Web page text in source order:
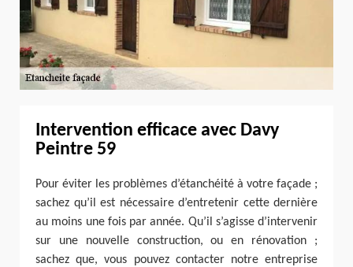
Intervention efficace avec Davy
Peintre 59
Pour éviter les problèmes d’étanchéité à votre façade ;
sachez qu’il est nécessaire d’entretenir cette dernière
au moins une fois par année. Qu’il s’agisse d’intervenir
sur une nouvelle construction, ou en rénovation ;
sachez que, vous pouvez contacter notre entreprise